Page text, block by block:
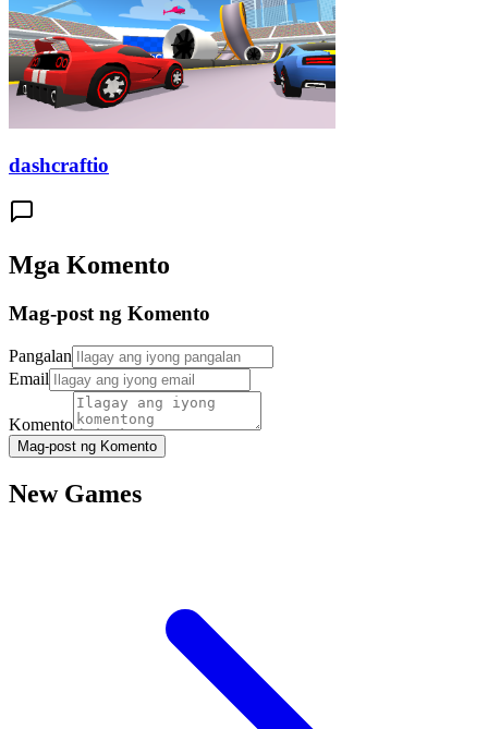
dashcraftio
Mga Komento
Mag-post ng Komento
Pangalan
Email
Komento
Mag-post ng Komento
New Games